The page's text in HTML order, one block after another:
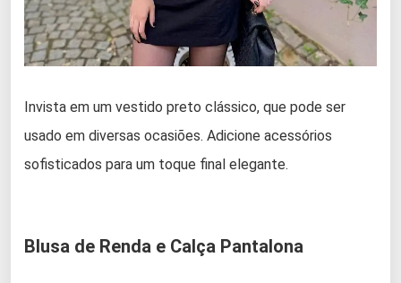
Invista em um vestido preto clássico, que pode ser
usado em diversas ocasiões. Adicione acessórios
sofisticados para um toque final elegante.
Blusa de Renda e Calça Pantalona